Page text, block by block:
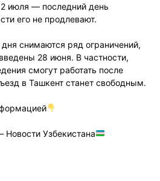
июля — последний день
его не продлевают.
снимаются ряд ограничений,
28 июня. В частности,
смогут работать после
в Ташкент станет свободным.
Узбекистана